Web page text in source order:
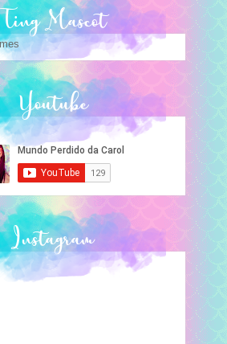
Ting Mascot
Youtube
Instagram